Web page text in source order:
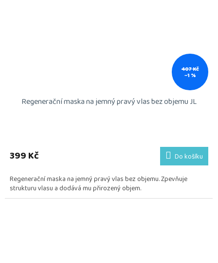
407 Kč
–1 %
Regenerační maska na jemný pravý vlas bez objemu JL
399 Kč Do košíku
Regenerační maska na jemný pravý vlas bez objemu. Zpevňuje
strukturu vlasu a dodává mu přirozený objem.